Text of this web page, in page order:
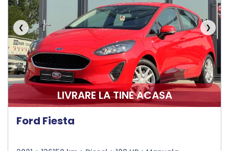
❮ ❯
LIVRARE LA TINE ACASA
Ford Fiesta